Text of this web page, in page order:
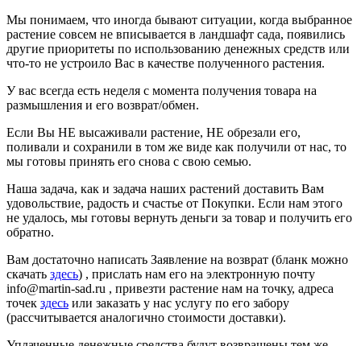
Мы понимаем, что иногда бывают ситуации, когда выбранное
растение совсем не вписывается в ландшафт сада, появились
другие приоритеты по использованию денежных средств или
что-то не устроило Вас в качестве полученного растения.
У вас всегда есть неделя с момента получения товара на
размышления и его возврат/обмен.
Если Вы НЕ высаживали растение, НЕ обрезали его,
поливали и сохранили в том же виде как получили от нас, то
мы готовы принять его снова с свою семью.
Наша задача, как и задача наших растений доставить Вам
удовольствие, радость и счастье от Покупки. Если нам этого
не удалось, мы готовы вернуть деньги за товар и получить его
обратно.
Вам достаточно написать Заявление на возврат (бланк можно
скачать здесь) , прислать нам его на электронную почту
info@martin-sad.ru , привезти растение нам на точку, адреса
точек здесь или заказать у нас услугу по его забору
(рассчитывается аналогично стоимости доставки).